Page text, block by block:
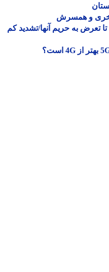
و همسرش
به حریم آنها/تشدید کم